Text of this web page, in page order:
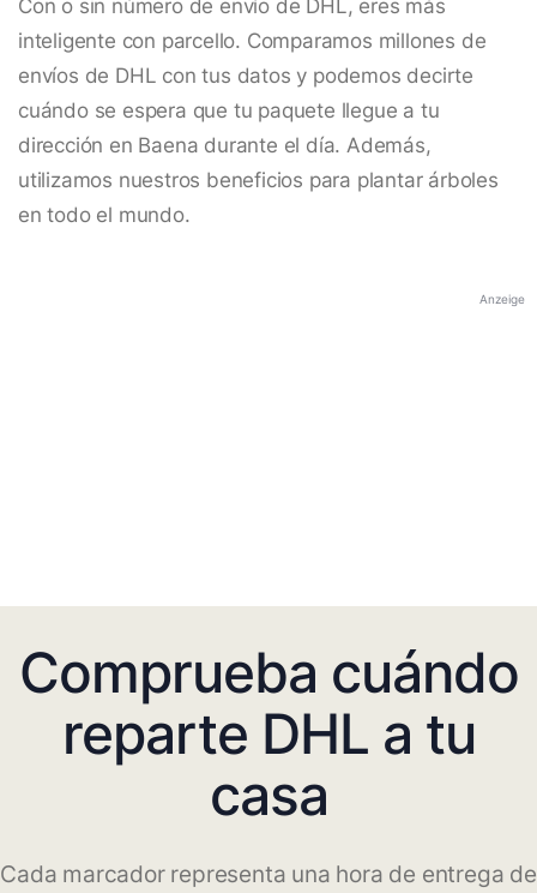
Con o sin número de envío de DHL, eres más
inteligente con parcello. Comparamos millones de
envíos de DHL con tus datos y podemos decirte
cuándo se espera que tu paquete llegue a tu
dirección en Baena durante el día. Además,
utilizamos nuestros beneficios para plantar árboles
en todo el mundo.
Anzeige
Comprueba cuándo
reparte DHL a tu
casa
Cada marcador representa una hora de entrega de